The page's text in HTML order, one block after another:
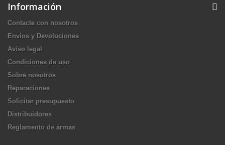
Información
Contacte con nosotros
Envíos y Devoluciones
Aviso legal
Condiciones de uso
Sobre nosotros
Reparaciones
Solicitar presupuesto
Distribuidores
Reglamento de armas